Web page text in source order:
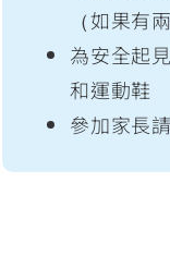
（如果有
為安全起
和運動鞋
參加家長